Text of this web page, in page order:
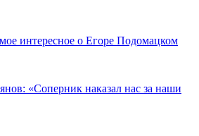
интересное о Егоре Подомацком
«Соперник наказал нас за наши